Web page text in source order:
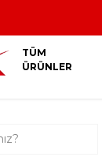
TÜM
ÜRÜNLER